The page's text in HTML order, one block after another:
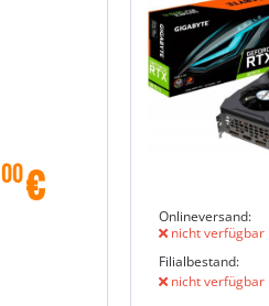
00€
Onlineversand:
nicht verfügbar
Filialbestand:
nicht verfügbar